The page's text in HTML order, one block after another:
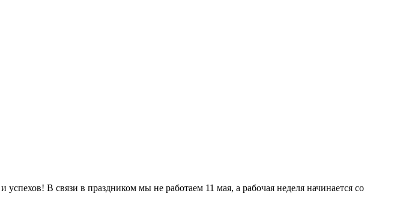
В связи в праздником мы не работаем 11 мая, а рабочая неделя начинается со